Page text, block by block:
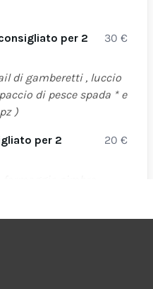
per 2
30 €
di gamberetti , luccio
di pesce spada * e
)
per 2
20 €